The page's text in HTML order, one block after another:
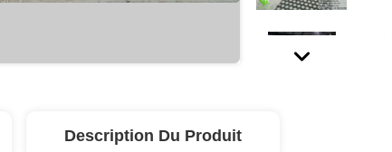
Description Du Produit